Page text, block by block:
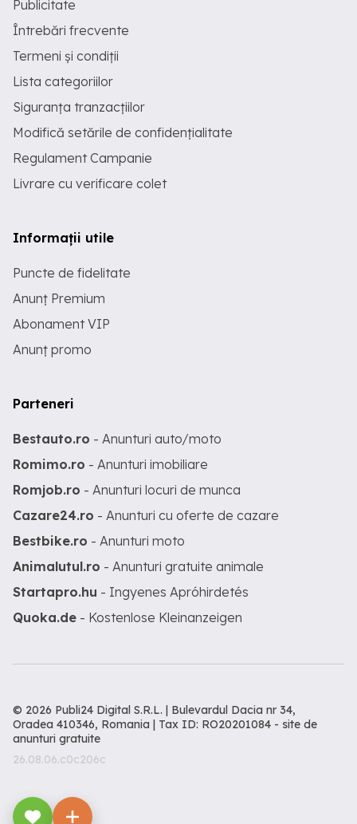
Publicitate
Întrebări frecvente
Termeni și condiții
Lista categoriilor
Siguranța tranzacțiilor
Modifică setările de confidențialitate
Regulament Campanie
Livrare cu verificare colet
Informații utile
Puncte de fidelitate
Anunț Premium
Abonament VIP
Anunț promo
Parteneri
Bestauto.ro - Anunturi auto/moto
Romimo.ro - Anunturi imobiliare
Romjob.ro - Anunturi locuri de munca
Cazare24.ro - Anunturi cu oferte de cazare
Bestbike.ro - Anunturi moto
Animalutul.ro - Anunturi gratuite animale
Startapro.hu - Ingyenes Apróhirdetés
Quoka.de - Kostenlose Kleinanzeigen
© 2026 Publi24 Digital S.R.L. | Bulevardul Dacia nr 34,
Oradea 410346, Romania | Tax ID: RO20201084 - site de
anunturi gratuite
26.08.06.c0c206c